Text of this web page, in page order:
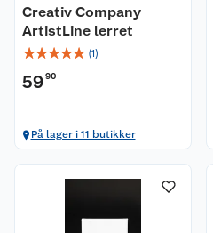
Creativ Company
ArtistLine lerret
☆☆☆☆☆ (1)
5990
På lager i 11 butikker
Om oss
Kontakt oss